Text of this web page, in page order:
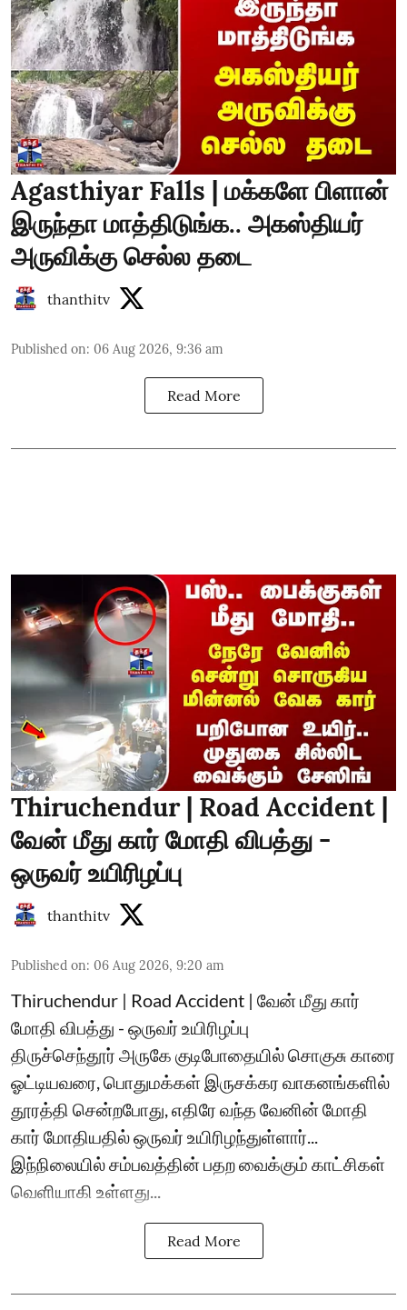
Agasthiyar Falls | மக்களே பிளான்
இருந்தா மாத்திடுங்க.. அகஸ்தியர்
அருவிக்கு செல்ல தடை
thanthitv
Published on: 06 Aug 2026, 9:36 am
Read More
Thiruchendur | Road Accident |
வேன் மீது கார் மோதி விபத்து -
ஒருவர் உயிரிழப்பு
thanthitv
Published on: 06 Aug 2026, 9:20 am
Thiruchendur | Road Accident | வேன் மீது கார்
மோதி விபத்து - ஒருவர் உயிரிழப்பு
திருச்செந்தூர் அருகே குடிபோதையில் சொகுசு காரை
ஓட்டியவரை, பொதுமக்கள் இருசக்கர வாகனங்களில்
தூரத்தி சென்றபோது, எதிரே வந்த வேனின் மோதி
கார் மோதியதில் ஒருவர் உயிரிழந்துள்ளார்...
இந்நிலையில் சம்பவத்தின் பதற வைக்கும் காட்சிகள்
வெளியாகி உள்ளது...
Read More